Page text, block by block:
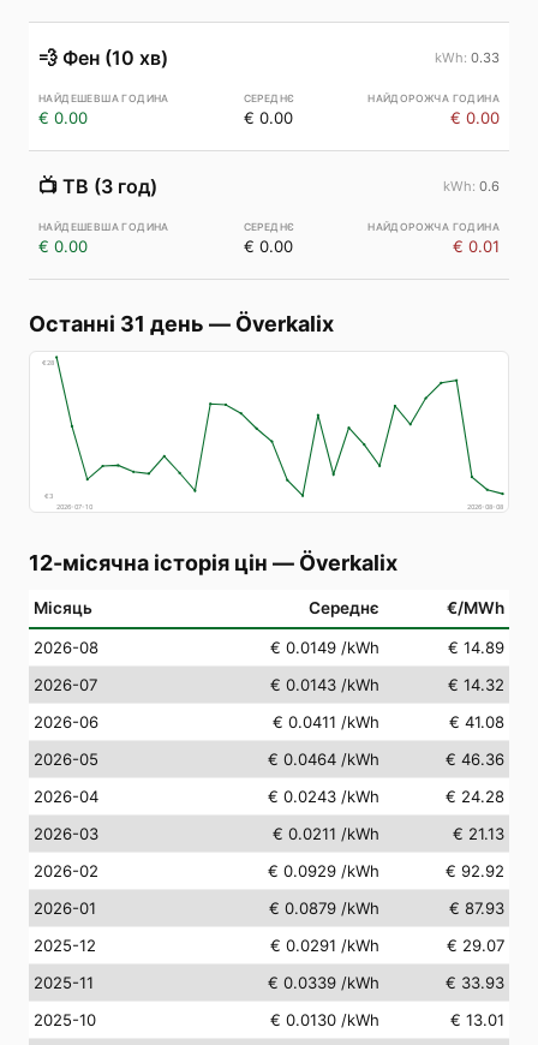
💨 Фен (10 хв) 0.33
€ 0.00 € 0.00 € 0.00
📺 ТВ (3 год) 0.6
€ 0.00 € 0.00 € 0.01
Останні 31 день — Överkalix
€28
€3
2026-07-10
2026-08-08
12-місячна історія цін — Överkalix
Місяць Середнє €/MWh
2026-08 € 0.0149 /kWh
€ 14.89
2026-07
€ 0.0143 /kWh
€ 14.32
2026-06
€ 0.0411 /kWh
€ 41.08
2026-05
€ 0.0464 /kWh
€ 46.36
2026-04
€ 0.0243 /kWh
€ 24.28
2026-03
€ 0.0211 /kWh
€ 21.13
2026-02
€ 0.0929 /kWh
€ 92.92
2026-01
€ 0.0879 /kWh
€ 87.93
2025-12
€ 0.0291 /kWh
€ 29.07
2025-11
€ 0.0339 /kWh
€ 33.93
2025-10
€ 0.0130 /kWh
€ 13.01